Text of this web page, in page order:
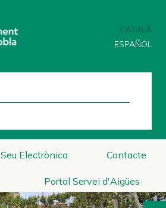
CATALÀ
ESPAÑOL
Seu Electrònica Contacte
Portal Servei d'Aigües